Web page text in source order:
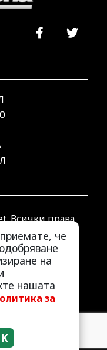
че
на
нашата
за
Всички права